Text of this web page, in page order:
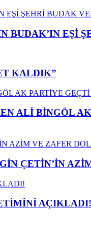
BUDAK’IN EŞİ
KALDIK”
ALİ BİNGÖL
ÇETİN’İN
AÇIKLADI!